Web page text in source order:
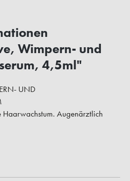
Wimpern- und
4,5ml"
UND
Haarwachstum. Augenärztlich